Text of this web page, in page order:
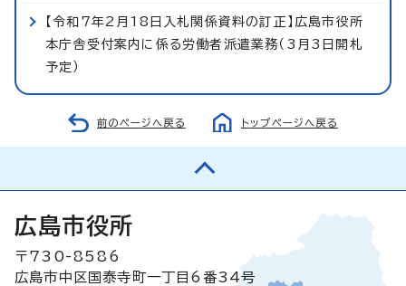
【令和7年2月18日入札関係資料の訂正】広島市役所
本庁舎受付案内に係る労働者派遣業務（3月3日開札
予定）
前のページへ戻る トップページへ戻る
広島市役所
〒730-8586
広島市中区国泰寺町一丁目6番34号